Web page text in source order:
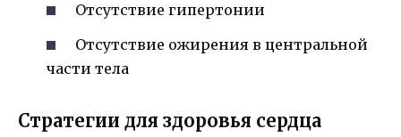
Отсутствие гипертонии
Отсутствие ожирения в центральной
части тела
Стратегии для здоровья сердца